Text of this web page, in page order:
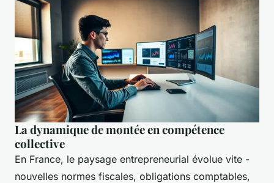
La dynamique de montée en compétence
collective
En France, le paysage entrepreneurial évolue vite -
nouvelles normes fiscales, obligations comptables,